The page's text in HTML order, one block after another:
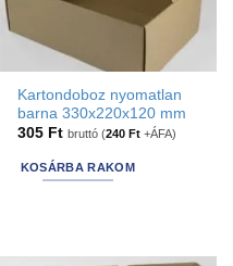
Kartondoboz nyomatlan
barna 330x220x120 mm
305 Ft bruttó (240Ft +ÁFA)
KOSÁRBA RAKOM